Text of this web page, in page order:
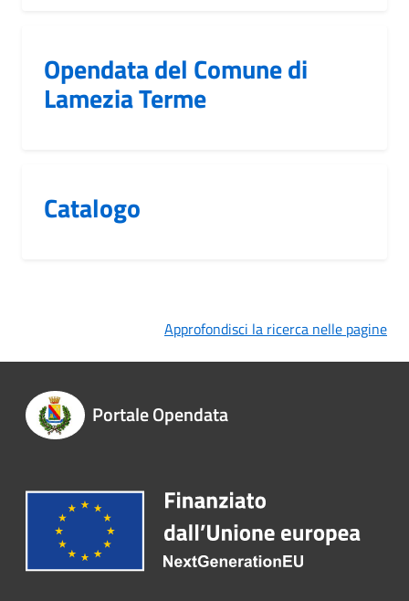
Opendata del Comune di
Lamezia Terme
Catalogo
Approfondisci la ricerca nelle pagine
Portale Opendata